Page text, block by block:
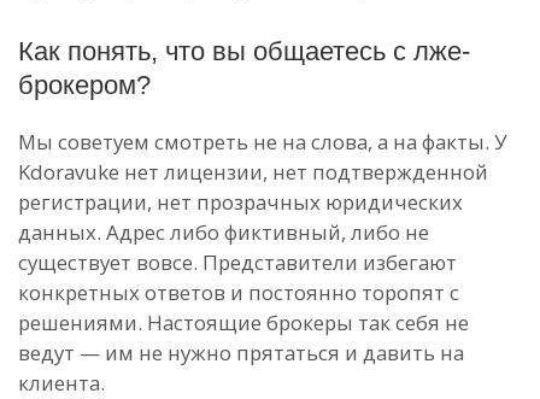
Как понять, что вы общаетесь с лже-
брокером?
Мы советуем смотреть не на слова, а на факты. У
Kdoravuke нет лицензии, нет подтвержденной
регистрации, нет прозрачных юридических
данных. Адрес либо фиктивный, либо не
существует вовсе. Представители избегают
конкретных ответов и постоянно торопят с
решениями. Настоящие брокеры так себя не
ведут — им не нужно прятаться и давить на
клиента.